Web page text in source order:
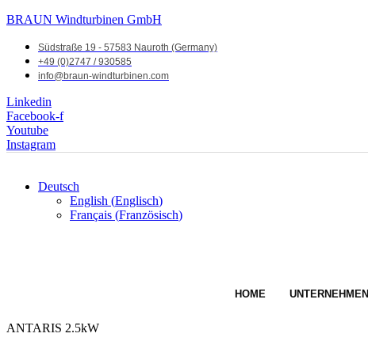
BRAUN Windturbinen GmbH
Südstraße 19 - 57583 Nauroth (Germany)
+49 (0)2747 / 930585
info@braun-windturbinen.com
Linkedin
Facebook-f
Youtube
Instagram
Deutsch
English (Englisch)
Français (Französisch)
HOME UNTERNEHMEN
ANTARIS 2.5kW